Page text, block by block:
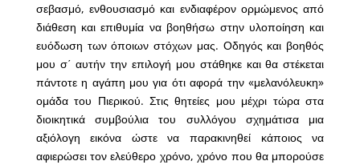
σεβασμό, ενθουσιασμό και ενδιαφέρον ορμώμενος από
διάθεση και επιθυμία να βοηθήσω στην υλοποίηση και
ευόδωση των όποιων στόχων μας. Οδηγός και βοηθός
μου σ΄ αυτήν την επιλογή μου στάθηκε και θα στέκεται
πάντοτε η αγάπη μου για ότι αφορά την «μελανόλευκη»
ομάδα του Πιερικού. Στις θητείες μου μέχρι τώρα στα
διοικητικά συμβούλια του συλλόγου σχημάτισα μια
αξιόλογη εικόνα ώστε να παρακινηθεί κάποιος να
αφιερώσει τον ελεύθερο χρόνο, χρόνο που θα μπορούσε